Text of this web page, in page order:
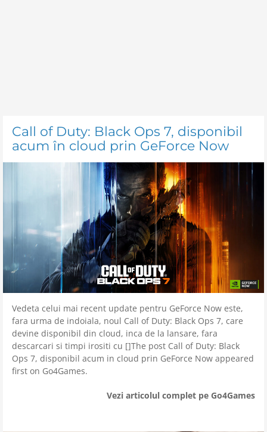
Call of Duty: Black Ops 7, disponibil
acum în cloud prin GeForce Now
Vedeta celui mai recent update pentru GeForce Now este,
fara urma de indoiala, noul Call of Duty: Black Ops 7, care
devine disponibil din cloud, inca de la lansare, fara
descarcari si timpi irositi cu []The post Call of Duty: Black
Ops 7, disponibil acum in cloud prin GeForce Now appeared
first on Go4Games.
Vezi articolul complet pe Go4Games